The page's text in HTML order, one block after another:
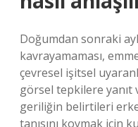
Doğumdan sonraki
kavrayamaması,
çevresel işitsel
görsel tepkilere yanıt
geriliğin belirtileri
tanısını koymak için